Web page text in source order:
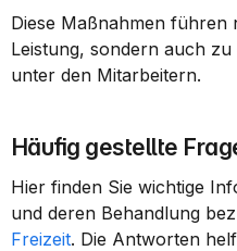
Diese Maßnahmen
Leistung, sondern auch
unter den Mitarbeitern.
Häufig gestellte
Hier finden Sie wichtige
Freizeit. Die Antworten